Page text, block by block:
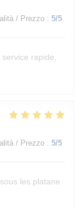
/ Prezzo : 5/5
rapide,
/ Prezzo : 5/5
les platane